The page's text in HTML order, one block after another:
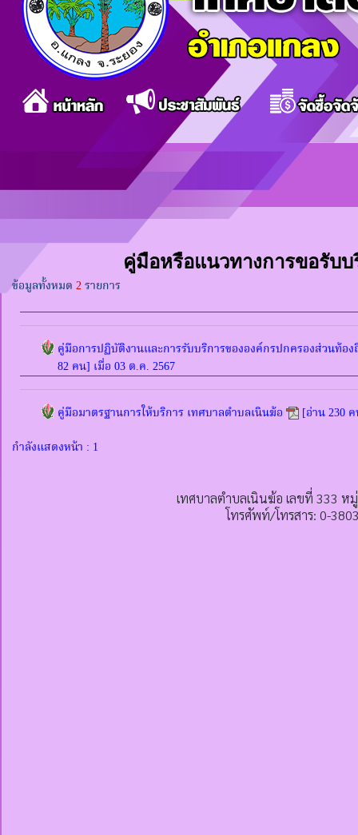
คู่มือหรือแนวทางการขอรับ
ข้อมูลทั้งหมด 2รายการ
คู่มือการปฏิบัติงานและการรับบริการขององค์กรปกครองส่วนท้
82 คน] เมื่อ 03 ต.ค. 2567
คู่มือมาตรฐานการให้บริการ เทศบาลตำบลเนินฆ้อ
[อ่าน 230
กำลังแสดงหน้า : 1
เทศบาลตำบลเนินฆ้อ เลขที่ 333 ห
โทรศัพท์/โทรสาร: 0-